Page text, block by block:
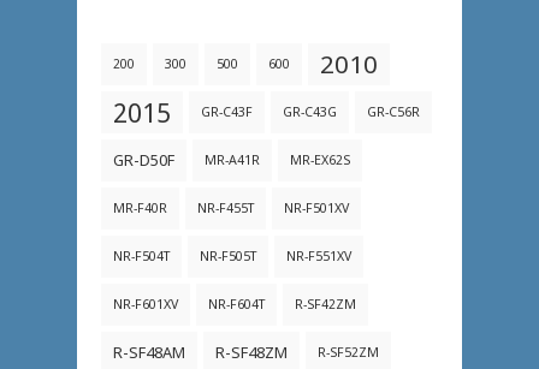
200 300 500 600 2010
2015 GR-C43F GR-C43G GR-C56R
GR-D50F MR-A41R MR-EX62S
MR-F40R NR-F455T NR-F501XV
NR-F504T NR-F505T NR-F551XV
NR-F601XV NR-F604T R-SF42ZM
R-SF48AM R-SF48ZM R-SF52ZM